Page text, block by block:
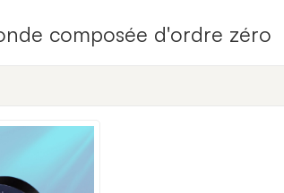
composée d'ordre zéro